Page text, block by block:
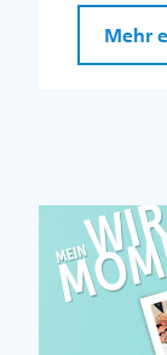
Mehr